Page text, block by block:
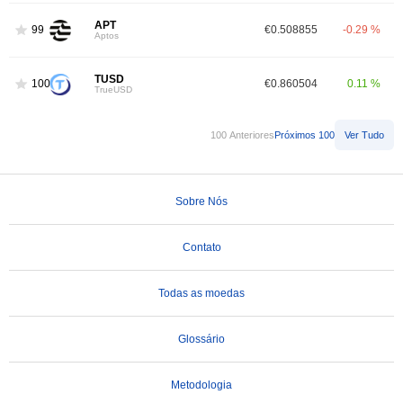
99 APT
Aptos €0.508855 -0.29 %
100 TUSD
TrueUSD €0.860504 0.11 %
100 Anteriores Próximos 100 Ver Tudo
Sobre Nós
Contato
Todas as moedas
Glossário
Metodologia